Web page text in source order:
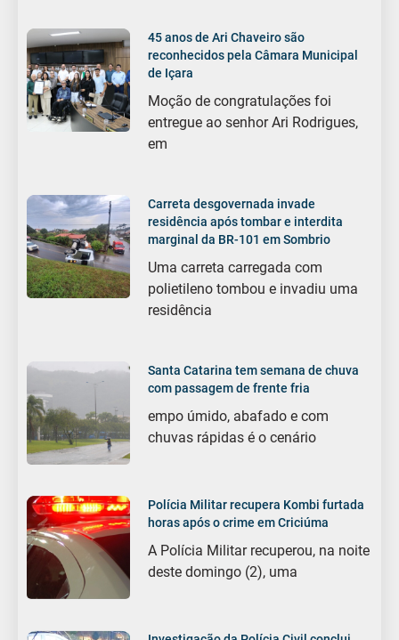
45 anos de Ari Chaveiro são
reconhecidos pela Câmara Municipal
de Içara
Moção de congratulações foi
entregue ao senhor Ari Rodrigues,
em
Carreta desgovernada invade
residência após tombar e interdita
marginal da BR-101 em Sombrio
Uma carreta carregada com
polietileno tombou e invadiu uma
residência
Santa Catarina tem semana de chuva
com passagem de frente fria
empo úmido, abafado e com
chuvas rápidas é o cenário
Polícia Militar recupera Kombi furtada
horas após o crime em Criciúma
A Polícia Militar recuperou, na noite
deste domingo (2), uma